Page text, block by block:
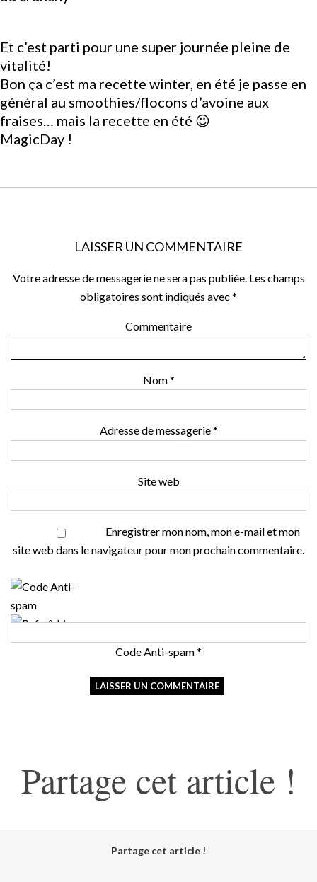
Et c’est parti pour une super journée pleine de
vitalité!
Bon ça c’est ma recette winter, en été je passe en
général au smoothies/flocons d’avoine aux
fraises… mais la recette en été 😉
MagicDay !
LAISSER UN COMMENTAIRE
Votre adresse de messagerie ne sera pas publiée.Les champs
obligatoires sont indiqués avec *
Commentaire
Nom*
Adresse de messagerie*
Site web
Enregistrer mon nom, mon e-mail et mon
site web dans le navigateur pour mon prochain commentaire.
Code Anti-spam*
Partage cet article !
Partage cet article !